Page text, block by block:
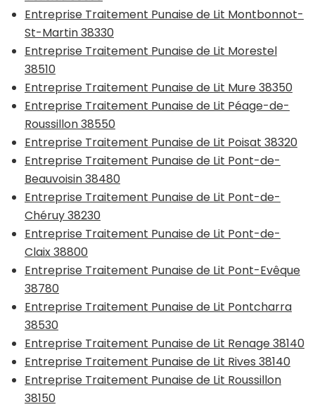
Entreprise Traitement Punaise de Lit Montbonnot-
St-Martin 38330
Entreprise Traitement Punaise de Lit Morestel
38510
Entreprise Traitement Punaise de Lit Mure 38350
Entreprise Traitement Punaise de Lit Péage-de-
Roussillon 38550
Entreprise Traitement Punaise de Lit Poisat 38320
Entreprise Traitement Punaise de Lit Pont-de-
Beauvoisin 38480
Entreprise Traitement Punaise de Lit Pont-de-
Chéruy 38230
Entreprise Traitement Punaise de Lit Pont-de-
Claix 38800
Entreprise Traitement Punaise de Lit Pont-Evêque
38780
Entreprise Traitement Punaise de Lit Pontcharra
38530
Entreprise Traitement Punaise de Lit Renage 38140
Entreprise Traitement Punaise de Lit Rives 38140
Entreprise Traitement Punaise de Lit Roussillon
38150